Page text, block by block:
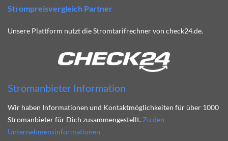
Strompreisvergleich Partner
Unsere Plattform nutzt die Stromtarifrechner von check24.de.
Stromanbieter Information
Wir haben Informationen und Kontaktmöglichkeiten für über 1000
Stromanbieter für Dich zusammengestellt. Zu den
Unternehmensinformationen